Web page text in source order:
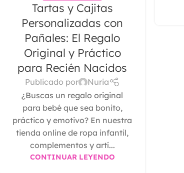
Tartas y Cajitas
Personalizadas con
Pañales: El Regalo
Original y Práctico
para Recién Nacidos
Publicado por
Nuria
¿Buscas un regalo original
para bebé que sea bonito,
práctico y emotivo? En nuestra
tienda online de ropa infantil,
complementos y artí...
CONTINUAR LEYENDO